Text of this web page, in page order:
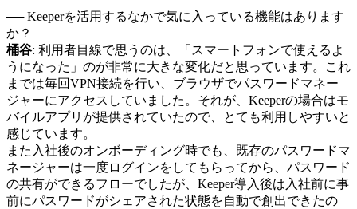
── Keeperを活用するなかで気に入っている機能はあります
か？
桶谷: 利用者目線で思うのは、「スマートフォンで使えるよ
うになった」のが非常に大きな変化だと思っています。これ
までは毎回VPN接続を行い、ブラウザでパスワードマネー
ジャーにアクセスしていました。それが、Keeperの場合はモ
バイルアプリが提供されていたので、とても利用しやすいと
感じています。
また入社後のオンボーディング時でも、既存のパスワードマ
ネージャーは一度ログインをしてもらってから、パスワード
の共有ができるフローでしたが、Keeper導入後は入社前に事
前にパスワードがシェアされた状態を自動で創出できたの